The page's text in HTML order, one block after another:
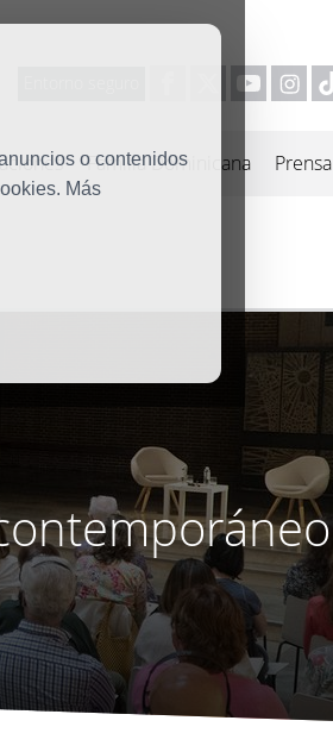
o contenidos
Más
Familia Dominicana Prensa